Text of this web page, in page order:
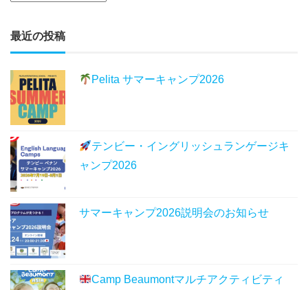
最近の投稿
Pelita サマーキャンプ2026
テンビー・イングリッシュランゲージキ
ャンプ2026
サマーキャンプ2026説明会のお知らせ
Camp Beaumontマルチアクティビティ